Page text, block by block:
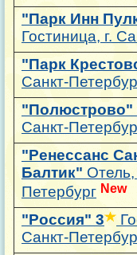
"Парк Инн
Гостиница, г.
"Парк
Санкт-
"Полюстрово"
Санкт-
"Ренессанс
Балтик" Отель,
Петербург New
"Россия" 3
Санкт-